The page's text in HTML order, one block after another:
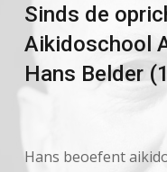
Sinds de
Aikidoschool
Hans Belder
Hans beoefent